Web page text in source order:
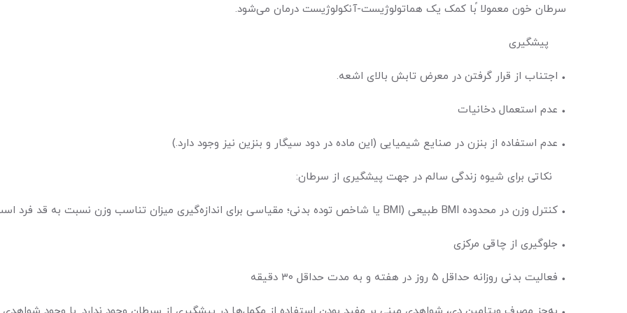
سرطان خون معمولا ًبا کمک یک هماتولوژیست-آنکولوژیست درمان می‌شود.
پیشگیری
• اجتناب از قرار گرفتن در معرض تابش بالای اشعه.
• عدم استعمال دخانیات
• عدم استفاده از بنزن در صنایع شیمیایی (این ماده در دود سیگار و بنزین نیز وجود دارد.)
نکاتی برای شیوه زندگی سالم در جهت پیشگیری از سرطان:
• کنترل وزن در محدوده BMI طبیعی (BMI یا شاخص توده بدنی؛ مقیاسی برای اندازه‌گیری میزان تناسب وزن نسبت به قد فرد است.)
• جلوگیری از چاقی مرکزی
• فعالیت بدنی روزانه حداقل ۵ روز در هفته و به مدت حداقل ۳۰ دقیقه